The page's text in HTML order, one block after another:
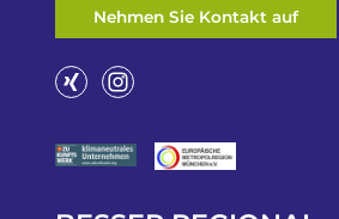
Nehmen Sie Kontakt auf